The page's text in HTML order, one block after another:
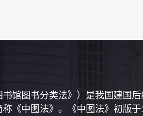
书馆图书分类法》）是我国建国
《中图法》。《中图法》初版